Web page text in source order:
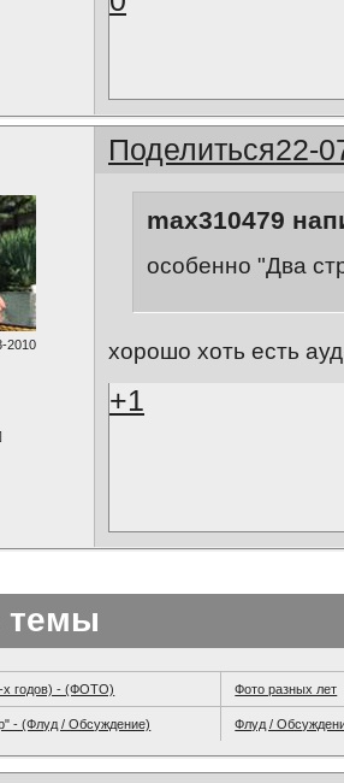
Поделиться22-
2010
max310479
особенно "Два
хорошо хоть есть
+1
темы
х годов) - (ФОТО) Фото разных лет
- (Флуд / Обсуждение) Флуд /